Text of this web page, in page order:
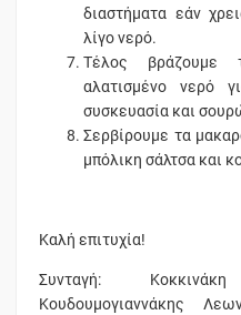
διαστήματα εάν
λίγο νερό.
Τέλος βράζουμε
αλατισμένο νερό
συσκευασία και
Σερβίρουμε τα
μπόλικη σάλτσα και
Καλή επιτυχία!
Συνταγή:
Κουδουμογιαννάκης